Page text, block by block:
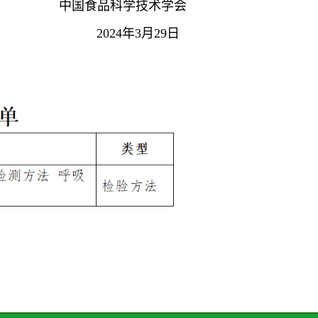
中国食品科学技术学会
2024年3月29日